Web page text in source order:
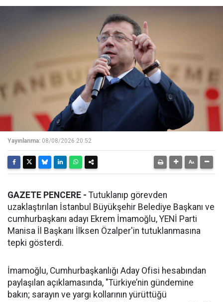
Yayınlanma: 08/08/2026 20:52
GAZETE PENCERE - Tutuklanıp görevden
uzaklaştırılan İstanbul Büyükşehir Belediye Başkanı ve
cumhurbaşkanı adayı Ekrem İmamoğlu, YENİ Parti
Manisa İl Başkanı İlksen Özalper'in tutuklanmasına
tepki gösterdi.
İmamoğlu, Cumhurbaşkanlığı Aday Ofisi hesabından
paylaşılan açıklamasında, "Türkiye’nin gündemine
bakın; sarayın ve yargı kollarının yürüttüğü